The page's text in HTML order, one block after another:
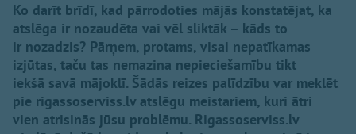
Ko darīt brīdī, kad pārrodoties mājās konstatējat, ka
atslēga ir nozaudēta vai vēl sliktāk – kāds to
ir nozadzis? Pārņem, protams, visai nepatīkamas
izjūtas, taču tas nemazina nepieciešamību tikt
iekšā savā mājoklī. Šādās reizes palīdzību var meklēt
pie rigassoserviss.lv atslēgu meistariem, kuri ātri
vien atrisinās jūsu problēmu. Rigassoserviss.lv